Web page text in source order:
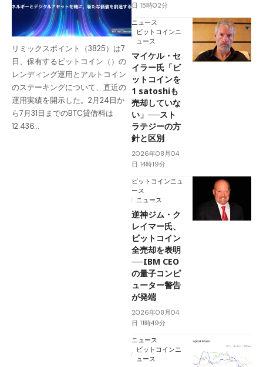
リミックスポイント（3825）は7
日、保有するビットコイン（）の
レンディング運用とアルトコイン
のステーキングについて、直近の
運用実績を開示した。2月24日か
ら7月31日までのBTC貸借料は
12.436…
日 15時02分
ニュース
ビットコインニ
ュース
マイケル・セ
イラー氏「ビ
ットコインを
1 satoshiも
売却していな
い」──スト
ラテジーの方
針と区別
2026年08月04
日 14時19分
ビットコインニュ
ース
ニュース
逆神ジム・ク
レイマー氏、
ビットコイン
全売却を表明
──IBM CEO
の量子コンピ
ューター警告
が発端
2026年08月04
日 11時49分
ニュース
ビットコインニ
ュース